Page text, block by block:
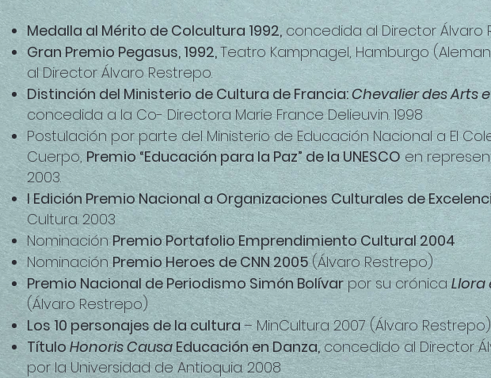
DE LAMETODOLOGÍA DE eCdC HAN
Medalla al Mérito de Colcultura 1992,concedida al Director Álvaro
Gran Premio Pegasus, 1992,Teatro Kampnagel, Hamburgo
al Director Álvaro Restrepo.
Distinción del Ministerio de Cultura de Francia:Chevalier des Arts
concedida a la Co- Directora Marie France Delieuvin. 1998
Postulación por parte del Ministerio de Educación Nacional a El
Cuerpo, Premio “Educación para la Paz” de la UNESCO en
2003.
I Edición Premio Nacional a Organizaciones Culturales de
Cultura. 2003
NominaciónPremio Portafolio Emprendimiento Cultural 2004
NominaciónPremio Heroes de CNN 2005(Álvaro Restrepo)
Premio Nacional de Periodismo Simón Bolívarpor su crónica Llora
(Álvaro Restrepo)
Los 10 personajes de la cultura– MinCultura 2007 (Álvaro Restrepo)
TítuloHonoris CausaEducación en Danza,concedido al Director
por la Universidad de Antioquia. 2008